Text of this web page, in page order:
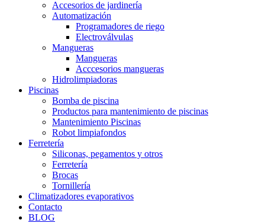
Accesorios de jardinería
Automatización
Programadores de riego
Electroválvulas
Mangueras
Mangueras
Acccesorios mangueras
Hidrolimpiadoras
Piscinas
Bomba de piscina
Productos para mantenimiento de piscinas
Mantenimiento Piscinas
Robot limpiafondos
Ferretería
Siliconas, pegamentos y otros
Ferretería
Brocas
Tornillería
Climatizadores evaporativos
Contacto
BLOG